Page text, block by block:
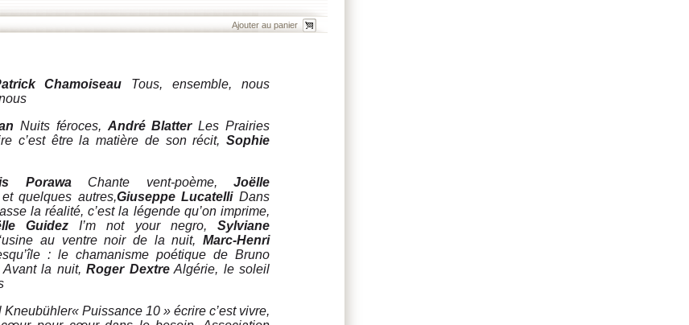
Chamoiseau
Tous, ensemble, nous
Nuits féroces, André BlatterLes Prairies
c’est être la matière de son récit, Sophie
Porawa Chante vent-poème,
Joëlle
quelques autres,Giuseppe Lucatelli Dans
la réalité, c’est la légende qu’on imprime,
Guidez I’m not your negro,
Sylviane
au ventre noir de la nuit, Marc-Henri
: le chamanisme poétique de Bruno
Avant la nuit, Roger Dextre Algérie, le soleil
Kneubühler« Puissance 10 » écrire c’est vivre,